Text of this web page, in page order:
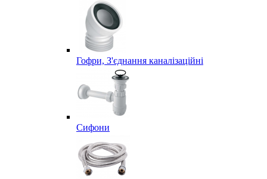
Гофри, З'єднання каналізаційні
Сифони